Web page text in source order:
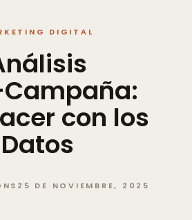
DIGITAL
con los
Datos
25 DE NOVIEMBRE, 2025